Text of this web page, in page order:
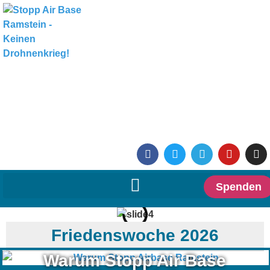
Spenden
Friedenswoche 2026
Warum Stopp Air Base